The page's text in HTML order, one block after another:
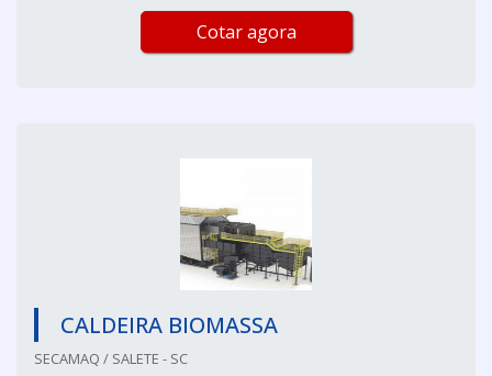
Cotar agora
CALDEIRA BIOMASSA
SECAMAQ / SALETE - SC